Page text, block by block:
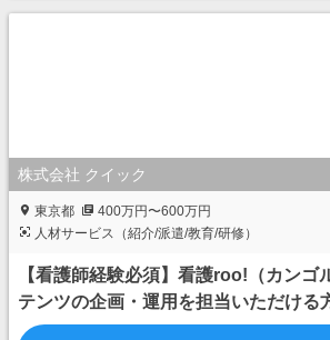
株式会社 クイック
東京都
400万円〜600万円
人材サービス（紹介/派遣/教育/研修）
【看護師経験必須】看護roo!（カンゴ
テンツの企画・運用を担当いただける